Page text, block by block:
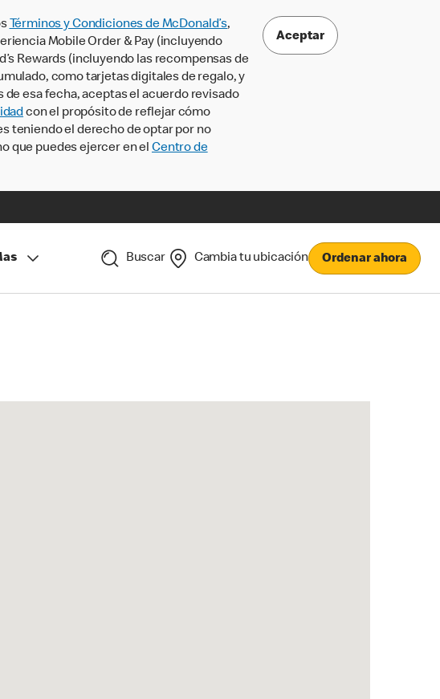
Términos y Condiciones de McDonald’s,
Mobile Order & Pay (incluyendo
Rewards (incluyendo las recompensas de
como tarjetas digitales de regalo, y
esa fecha, aceptas el acuerdo revisado
con el propósito de reflejar cómo
teniendo el derecho de optar por no
que puedes ejercer en el Centro de
Aceptar
Buscar Cambia tu ubicación Ordenar ahora